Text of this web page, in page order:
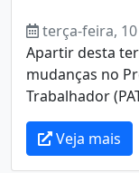
terça-feira,
Apartir desta
mudanças no
Trabalhador
Veja mais